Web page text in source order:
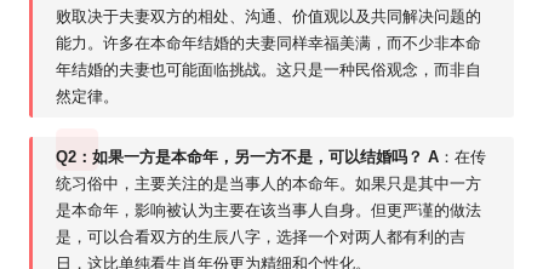
败取决于夫妻双方的相处、沟通、价值观以及共同解决问题的
能力。许多在本命年结婚的夫妻同样幸福美满，而不少非本命
年结婚的夫妻也可能面临挑战。这只是一种民俗观念，而非自
然定律。
Q2：如果一方是本命年，另一方不是，可以结婚吗？ A ：在传
统习俗中，主要关注的是当事人的本命年。如果只是其中一方
是本命年，影响被认为主要在该当事人自身。但更严谨的做法
是，可以合看双方的生辰八字，选择一个对两人都有利的吉
日，这比单纯看生肖年份更为精细和个性化。